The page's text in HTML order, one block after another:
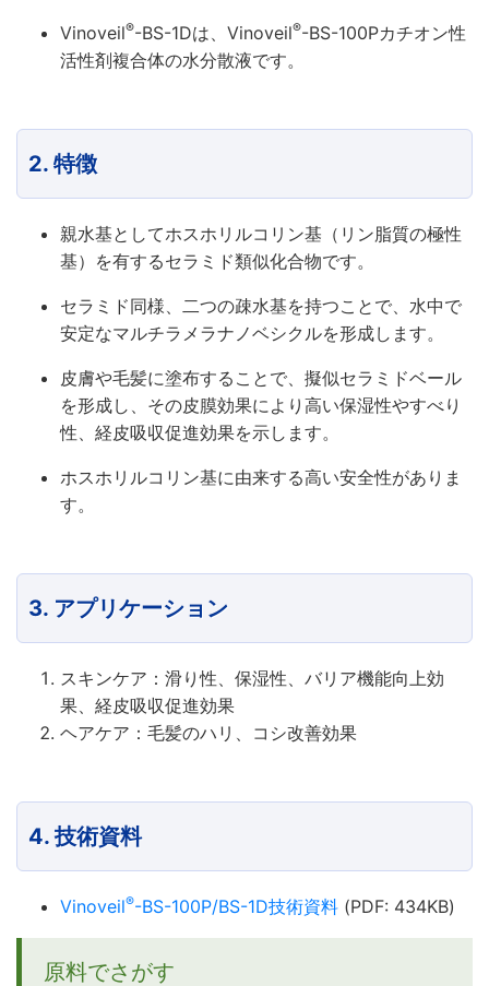
Vinoveil®-BS-1Dは、Vinoveil®-BS-100Pカチオン性
活性剤複合体の水分散液です。
2. 特徴
親水基としてホスホリルコリン基（リン脂質の極性
基）を有するセラミド類似化合物です。
セラミド同様、二つの疎水基を持つことで、水中で
安定なマルチラメラナノベシクルを形成します。
皮膚や毛髪に塗布することで、擬似セラミドベール
を形成し、その皮膜効果により高い保湿性やすべり
性、経皮吸収促進効果を示します。
ホスホリルコリン基に由来する高い安全性がありま
す。
3. アプリケーション
スキンケア：滑り性、保湿性、バリア機能向上効
果、経皮吸収促進効果
ヘアケア：毛髪のハリ、コシ改善効果
4. 技術資料
Vinoveil®-BS-100P/BS-1D技術資料 (PDF: 434KB)
原料でさがす